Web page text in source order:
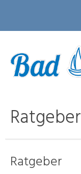
Ratgeber
Ratgeber